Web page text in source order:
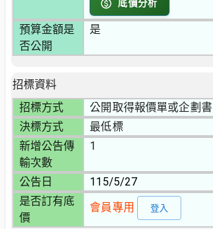
底價分析
預算金額是
否公開
是
招標資料
招標方式
公開取得報價單或企劃書
決標方式
最低標
新增公告傳
輸次數
1
公告日
115/5/27
是否訂有底
價
會員專用 登入